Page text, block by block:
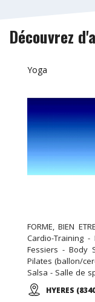
Découvrez
Yoga
FORME, BIEN
Cardio-Training
Fessiers - Body
Pilates (ballon/
Salsa - Salle de
N'hésitez pas à
gratuite! Pour
HYERES